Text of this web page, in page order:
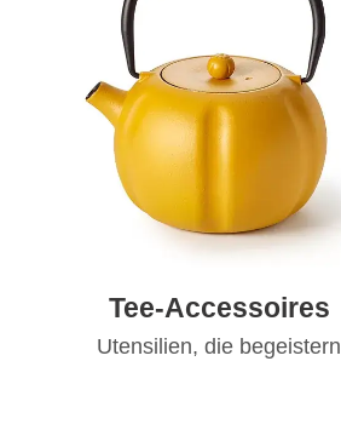
Tee-Accessoires
Utensilien, die begeistern